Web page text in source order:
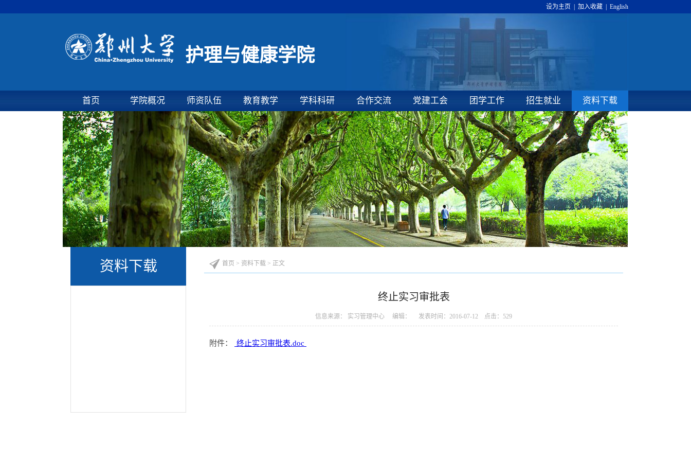
设为主页 加入收藏 English
护理与健康学院
首页 学院概况 师资队伍 教育教学 学科科研 合作交流 党建工会 团学工作 招生就业 资料下载
资料下载 首页 > 资料下载 > 正文
终止实习审批表
信息来源： 实习管理中心 编辑： 发表时间：2016-07-12 点击： 529
附件： 终止实习审批表.doc